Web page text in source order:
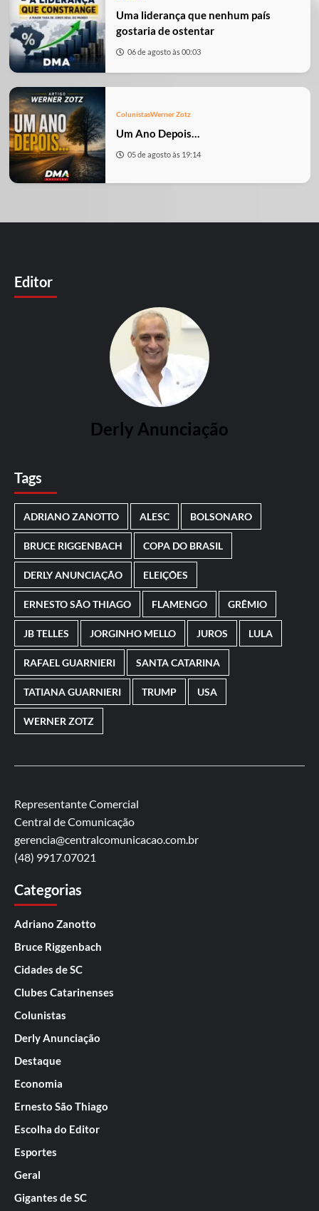
Uma liderança que nenhum país
gostaria de ostentar
06 de agosto às 00:03
ColunistasWerner Zotz
Um Ano Depois…
05 de agosto às 19:14
Editor
Derly Anunciação
Tags
ADRIANO ZANOTTO ALESC BOLSONARO
BRUCE RIGGENBACH COPA DO BRASIL
DERLY ANUNCIAÇÃO ELEIÇÕES
ERNESTO SÃO THIAGO FLAMENGO GRÊMIO
JB TELLES JORGINHO MELLO JUROS LULA
RAFAEL GUARNIERI SANTA CATARINA
TATIANA GUARNIERI TRUMP USA
WERNER ZOTZ
Representante Comercial
Central de Comunicação
gerencia@centralcomunicacao.com.br
(48) 9917.07021
Categorias
Adriano Zanotto
Bruce Riggenbach
Cidades de SC
Clubes Catarinenses
Colunistas
Derly Anunciação
Destaque
Economia
Ernesto São Thiago
Escolha do Editor
Esportes
Geral
Gigantes de SC